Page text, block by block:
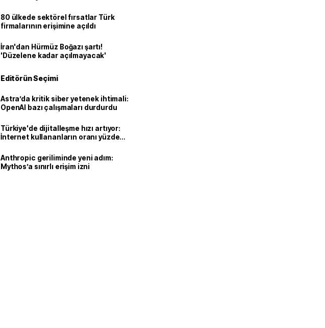
80 ülkede sektörel fırsatlar Türk
firmalarının erişimine açıldı
İran'dan Hürmüz Boğazı şartı!
'Düzelene kadar açılmayacak'
Editörün Seçimi
Astra’da kritik siber yetenek ihtimali:
OpenAI bazı çalışmaları durdurdu
Türkiye'de dijitalleşme hızı artıyor:
İnternet kullananların oranı yüzde
Anthropic geriliminde yeni adım:
Mythos’a sınırlı erişim izni